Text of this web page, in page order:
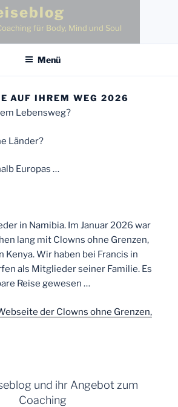
für Body, Mind und Soul
Menü
AUF IHREM WEG 2026
Lebensweg?
Länder?
Europas …
in Namibia. Im Januar 2026 war
lang mit Clowns ohne Grenzen,
Kenya. Wir haben bei Francis in
als Mitglieder seiner Familie. Es
Reise gewesen …
der Clowns ohne Grenzen,
und ihr Angebot zum
Coaching